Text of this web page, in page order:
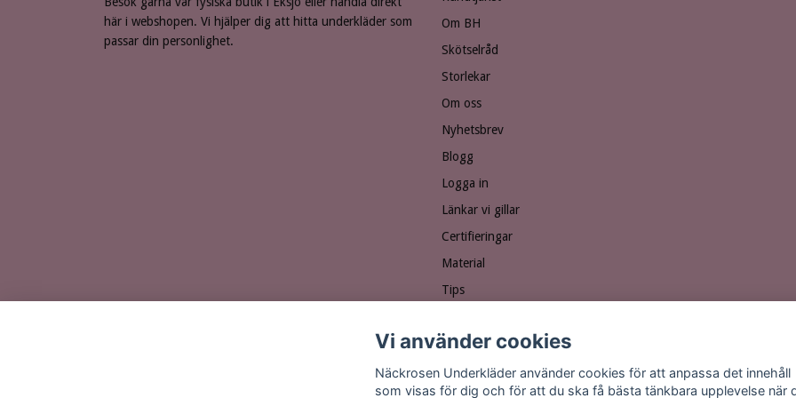
här i webshopen. Vi hjälper dig att hitta underkläder som
passar din personlighet.
Om BH
Skötselråd
Storlekar
Om oss
Nyhetsbrev
Blogg
Logga in
Länkar vi gillar
Certifieringar
Material
Tips
Personuppgiftspolicy
Vanliga frågor
Vi använder cookies
Näckrosen Underkläder använder cookies för att anpassa det innehåll
som visas för dig och för att du ska få bästa tänkbara upplevelse när